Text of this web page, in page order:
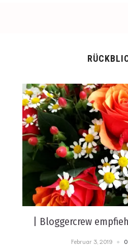
| Bloggercrew
Februar 3, 2019